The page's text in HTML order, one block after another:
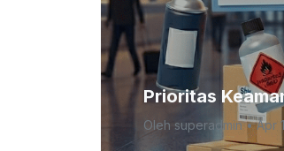
Prioritas
Oleh superadmin • Apr